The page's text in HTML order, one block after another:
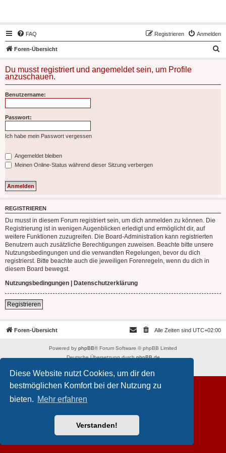
Diese Website nutzt Cookies, um dir den
bestmöglichen Komfort bei der Nutzung zu
bieten. Mehr erfahren
Verstanden!
FAQ Anmelden
Registrieren
Foren-Übersicht
h
Du musst registriert und angemeldet sein, um Profile
anzuschauen.
Benutzername:
Passwort:
Ich habe mein Passwort vergessen
Angemeldet bleiben
Meinen Online-Status während dieser Sitzung verbergen
REGISTRIEREN
Du musst in diesem Forum registriert sein, um dich anmelden zu können. Die
Registrierung ist in wenigen Augenblicken erledigt und ermöglicht dir, auf
weitere Funktionen zuzugreifen. Die Board-Administration kann registrierten
Benutzern auch zusätzliche Berechtigungen zuweisen. Beachte bitte unsere
Nutzungsbedingungen und die verwandten Regelungen, bevor du dich
registrierst. Bitte beachte auch die jeweiligen Forenregeln, wenn du dich in
diesem Board bewegst.
Nutzungsbedingungen | Datenschutzerklärung
Registrieren
Foren-Übersicht Alle Zeiten sind UTC+02:00
Powered by phpBB® Forum Software © phpBB Limited
Deutsche Übersetzung durchphpBB.de